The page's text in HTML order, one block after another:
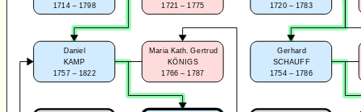
Daniel
KAMP
1757 – 1822
Maria Kath. Gertrud
KÖNIGS
1766 – 1787
1714 – 1798
1721 – 1775
1720 – 1783
Gerhard
SCHAUFF
1754 – 1786